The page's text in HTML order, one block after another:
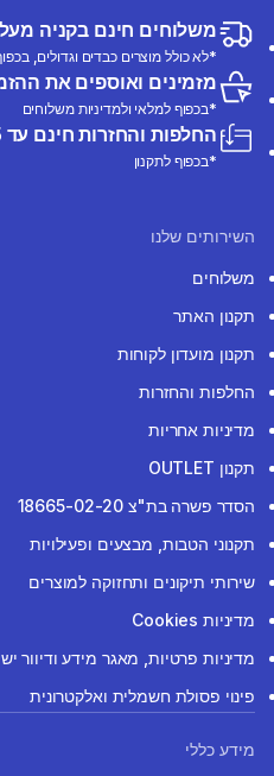
משלוחים חינם בקניה מעל 249 ש"ח
*לא כולל מוצרים כבדים וגדולים,
מזמינים ואוספים את
*בכפוף למלאי ולמדיניות משלוחים
החלפות והחזרות חינם עד 365 ימים ממועד הרכישה
*בכפוף לתקנון
השירותים שלנו
משלוחים
תקנון האתר
תקנון מועדון לקוחות
החלפות והחזרות
מדיניות אחריות
תקנון OUTLET
הסדר פשרה בת"צ 18665-02-20
תקנוני הטבות, מבצעים ופעילויות
שירותי תיקונים ותחזוקה למוצרים
מדיניות Cookies
מדיניות פרטיות, מאגר מידע ודיוור
פינוי פסולת חשמלית ואלקטרונית
מידע כללי